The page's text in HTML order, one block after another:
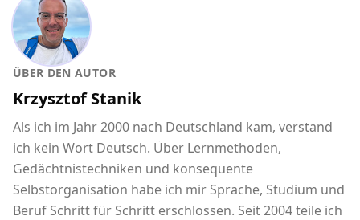
ÜBER DEN AUTOR
Krzysztof Stanik
Als ich im Jahr 2000 nach Deutschland kam, verstand
ich kein Wort Deutsch. Über Lernmethoden,
Gedächtnistechniken und konsequente
Selbstorganisation habe ich mir Sprache, Studium und
Beruf Schritt für Schritt erschlossen. Seit 2004 teile ich